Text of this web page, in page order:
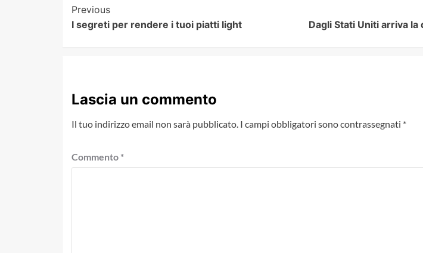
Post
Navigation
Previous
I segreti per rendere i tuoi piatti light
Dagli Stati Uniti arriva
Lascia un commento
Il tuo indirizzo email non sarà pubblicato. I campi obbligatori sono contrassegnati *
Commento *